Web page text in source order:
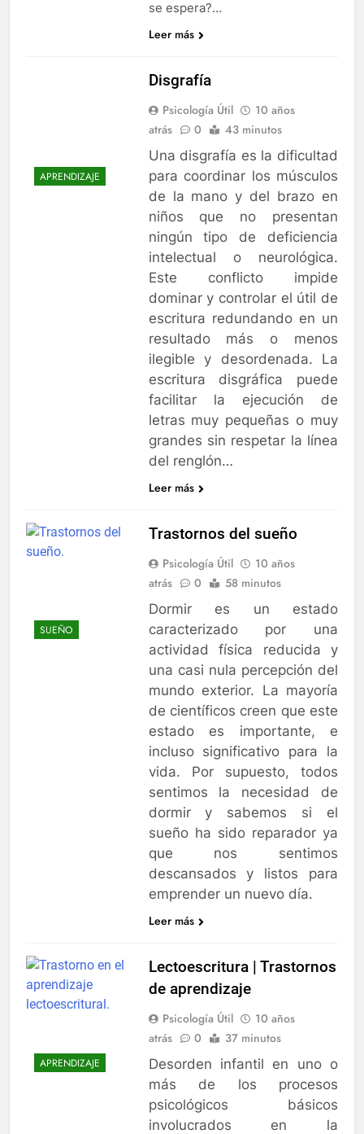
se espera?…
Leer más
APRENDIZAJE
Disgrafía
Psicología Útil
10 años
atrás
0 43 minutos
Una disgrafía es la dificultad
para coordinar los músculos
de la mano y del brazo en
niños que no presentan
ningún tipo de deficiencia
intelectual o neurológica.
Este conflicto impide
dominar y controlar el útil de
escritura redundando en un
resultado más o menos
ilegible y desordenada. La
escritura disgráfica puede
facilitar la ejecución de
letras muy pequeñas o muy
grandes sin respetar la línea
del renglón…
Leer más
SUEÑO
Trastornos del sueño
Psicología Útil
10 años
atrás
0 58 minutos
Dormir es un estado
caracterizado por una
actividad física reducida y
una casi nula percepción del
mundo exterior. La mayoría
de científicos creen que este
estado es importante, e
incluso significativo para la
vida. Por supuesto, todos
sentimos la necesidad de
dormir y sabemos si el
sueño ha sido reparador ya
que nos sentimos
descansados y listos para
emprender un nuevo día.
Leer más
APRENDIZAJE
Lectoescritura | Trastornos
de aprendizaje
Psicología Útil
10 años
atrás
0 37 minutos
Desorden infantil en uno o
más de los procesos
psicológicos básicos
involucrados en la